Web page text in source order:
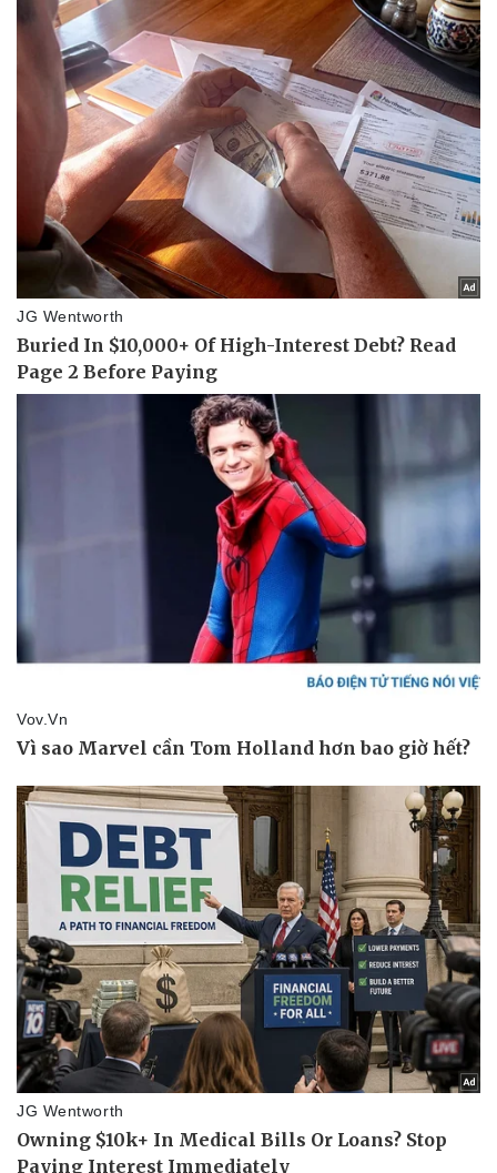
Thể thao
Bóng đá
Lịch thi đấu bóng đá
Thế giới thể thao
eSports
Hậu trường
Ô tô - Xe máy
Ô tô
Xe máy
Tư vấn